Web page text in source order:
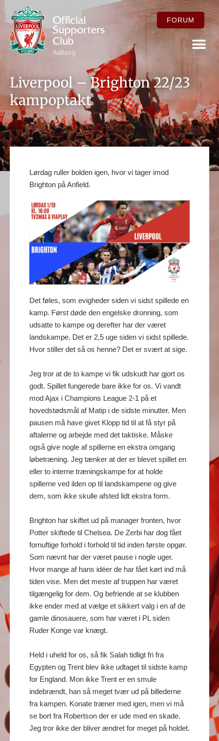
FORUM
Liverpool – Brighton 22/23
kampoptakt
Lørdag ruller bolden igen, hvor vi tager imod
Brighton på Anfield.
Det føles, som evigheder siden vi sidst spillede en
kamp. Først døde den engelske dronning, som
udsatte to kampe og derefter har der været
landskampe. Det er 2,5 uge siden vi sidst spillede.
Hvor stiller det så os henne? Det er svært at sige.
Jeg tror at de to kampe vi fik udskudt har gjort os
godt. Spillet fungerede bare ikke for os. Vi vandt
mod Ajax i Champions League 2-1 på et
hovedstødsmål af Matip i de sidste minutter. Men
pausen må have givet Klopp tid til at få styr på
aftalerne og arbejde med det taktiske. Måske
også give nogle af spillerne en ekstra omgang
løbetræning. Jeg tænker at der er blevet spillet en
eller to interne træningskampe for at holde
spillerne ved ilden op til landskampene og give
dem, som ikke skulle afsted lidt ekstra form.
Brighton har skiftet ud på manager fronten, hvor
Potter skiftede til Chelsea. De Zerbi har dog fået
fornuftige forhold i forhold til tid inden første opgør.
Som nævnt har der været pause i nogle uger.
Hvor mange af hans idéer de har fået kørt ind må
tiden vise. Men det meste af truppen har været
tilgængelig for dem. Og befriende at se klubben
ikke ender med at vælge et sikkert valg i en af de
gamle dinosauere, som har været i PL siden
Ruder Konge var knægt.
Held i uheld for os, så fik Salah tidligt fri fra
Egypten og Trent blev ikke udtaget til sidste kamp
for England. Mon ikke Trent er en smule
indebrændt, han så meget tvær ud på billederne
fra kampen. Konate træner med igen, men vi må
se bort fra Robertson der er ude med en skade.
Jeg tror ikke der bliver ændret for meget på holdet.